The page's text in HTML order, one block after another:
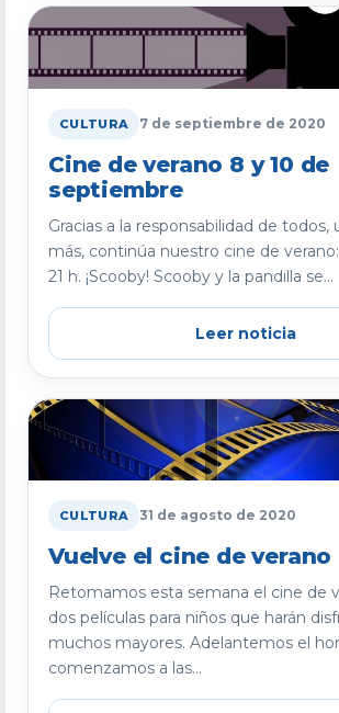
CULTURA 7 de septiembre de 2020
Cine de verano 8 y 10 de
septiembre
Gracias a la responsabilidad de todos,
más, continúa nuestro cine de
21 h. ¡Scooby! Scooby y la pandilla se...
Leer noticia
CULTURA 31 de agosto de 2020
Vuelve el cine de verano
Retomamos esta semana el cine de
dos películas para niños que harán
muchos mayores. Adelantemos el
comenzamos a las...